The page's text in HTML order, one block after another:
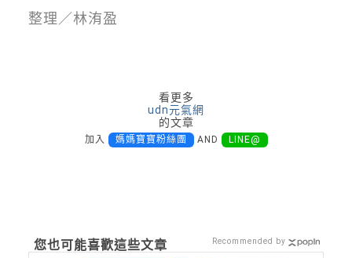
整理／林洧盈
看更多
udn元氣網
的文章
加入 媽媽寶寶粉絲團 AND LINE@
您也可能喜歡這些文章 Recommended by